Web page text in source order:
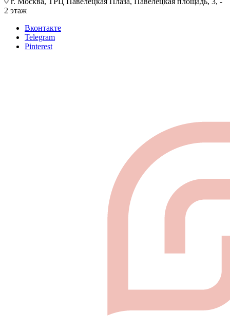
2 этаж
Вконтакте
Telegram
Pinterest